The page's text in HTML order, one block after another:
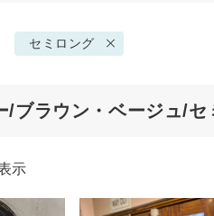
セミロング
/ブラウン・ベージュ/
示